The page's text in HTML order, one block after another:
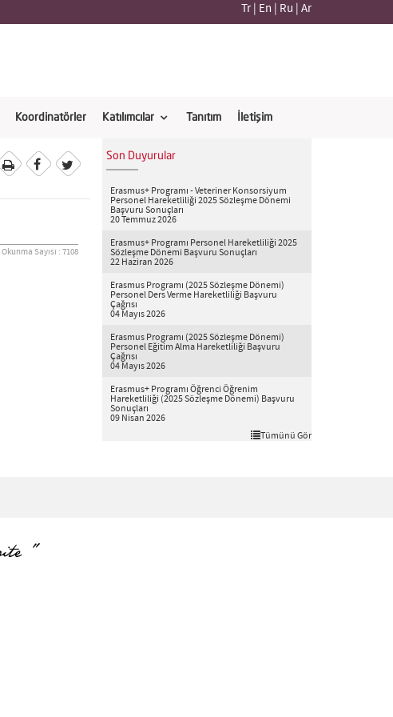
Tr| En Ru Ar
Koordinatörler Katılımcılar Tanıtım İletişim
Okunma Sayısı : 7108
Son Duyurular
Erasmus+ Programı - Veteriner Konsorsiyum
Personel Hareketliliği 2025 Sözleşme Dönemi
Başvuru Sonuçları
20 Temmuz 2026
Erasmus+ Programı Personel Hareketliliği 2025
Sözleşme Dönemi Başvuru Sonuçları
22 Haziran 2026
Erasmus Programı (2025 Sözleşme Dönemi)
Personel Ders Verme Hareketliliği Başvuru
Çağrısı
04 Mayıs 2026
Erasmus Programı (2025 Sözleşme Dönemi)
Personel Eğitim Alma Hareketliliği Başvuru
Çağrısı
04 Mayıs 2026
Erasmus+ Programı Öğrenci Öğrenim
Hareketliliği (2025 Sözleşme Dönemi) Başvuru
Sonuçları
09 Nisan 2026
Tümünü Gör